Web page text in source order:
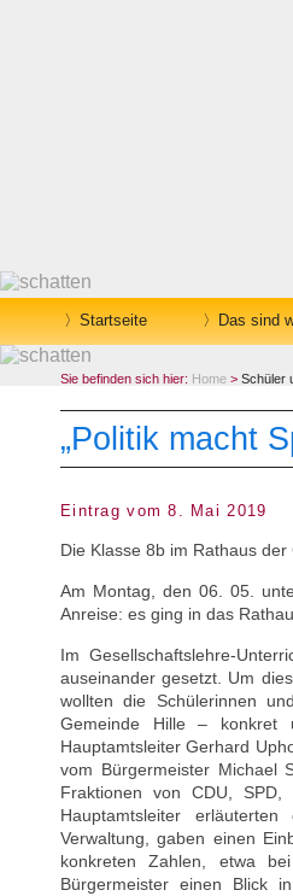
Startseite Das sind
Sie befinden sich hier: Home > Schüler
„Politik macht
Eintrag vom 8. Mai 2019
Die Klasse 8b im Rathaus der
Am Montag, den 06. 05.
Anreise: es ging in das
Im Gesellschaftslehre-
auseinander gesetzt. Um
wollten die Schülerinnen
Gemeinde Hille – konkret
Hauptamtsleiter Gerhard
vom Bürgermeister Michael
Fraktionen von CDU,
Hauptamtsleiter
Verwaltung, gaben einen
konkreten Zahlen, etwa
Bürgermeister einen Blick